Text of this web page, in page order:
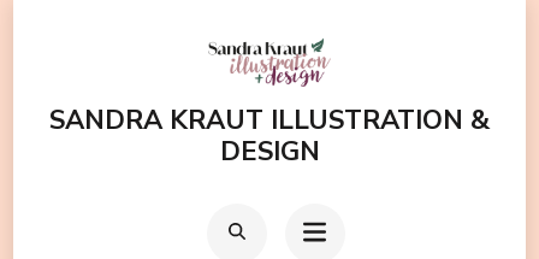
(EnterSANDRA KRAUT ILLUSTRATION &
DESIGN